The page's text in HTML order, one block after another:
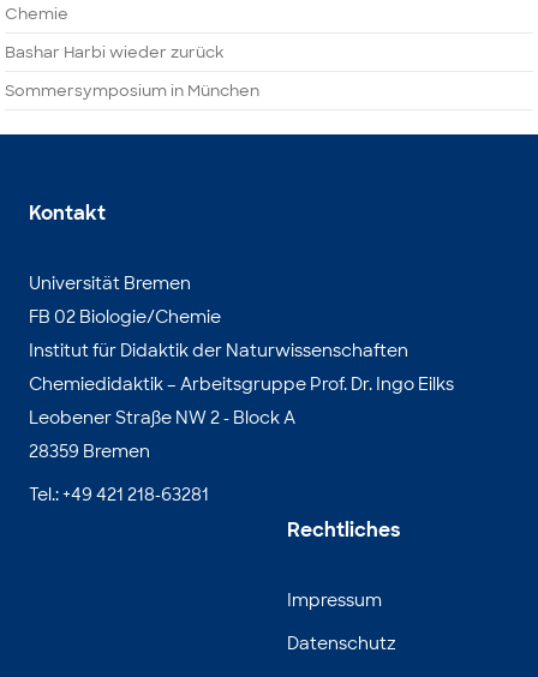
Chemie
Bashar Harbi wieder zurück
Sommersymposium in München
Kontakt
Universität Bremen
FB 02 Biologie/Chemie
Institut für Didaktik der Naturwissenschaften
Chemiedidaktik – Arbeitsgruppe Prof. Dr. Ingo Eilks
Leobener Straße NW 2 - Block A
28359 Bremen
Tel.: +49 421 218-63281
Rechtliches
Impressum
Datenschutz